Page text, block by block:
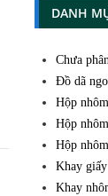
DANH
Chưa
Đồ dã
Hộp
Hộp
Hộp
Khay giấy
Khay